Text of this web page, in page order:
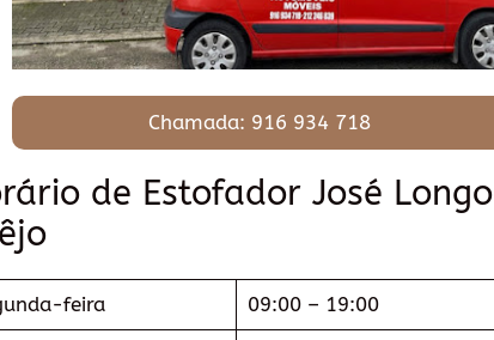
Chamada: 916 934 718
de Estofador José Longo
feira 09:00 – 19:00